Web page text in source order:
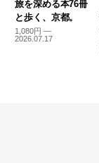
旅を深める本76冊
と歩く、京都。
1,080円 —
2026.07.17